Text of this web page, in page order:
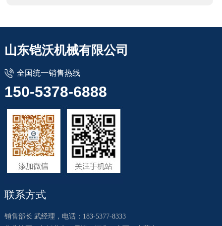
厂区
山东铠沃机械有限公司
全国统一销售热线
150-5378-6888
联系方式
销售部长 武经理，电话：183-5377-8333